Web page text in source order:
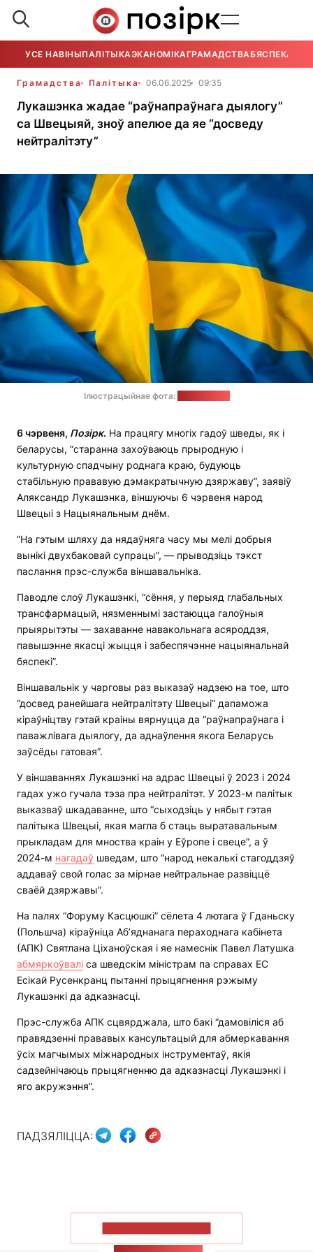
УСЕ НАВІНЫПАЛІТЫКАЭКАНОМІКАГРАМАДСТВАБЯСПЕКА
Грамадства Палітыка 06.06.2025 09:35
Лукашэнка жадае “раўнапраўнага дыялогу”
са Швецыяй, зноў апелюе да яе “досведу
нейтралітэту”
Ілюстрацыйнае фота:
6 чэрвеня, Позірк. На працягу многіх гадоў шведы, як і
беларусы, “старанна захоўваюць прыродную і
культурную спадчыну роднага краю, будуюць
стабільную прававую дэмакратычную дзяржаву”, заявіў
Аляксандр Лукашэнка, віншуючы 6 чэрвеня народ
Швецыі з Нацыянальным днём.
“На гэтым шляху да нядаўняга часу мы мелі добрыя
вынікі двухбаковай супрацы”, — прыводзіць тэкст
паслання прэс-служба віншавальніка.
Паводле слоў Лукашэнкі, “сёння, у перыяд глабальных
трансфармацый, нязменнымі застаюцца галоўныя
прыярытэты — захаванне навакольнага асяроддзя,
павышэнне якасці жыцця і забеспячэнне нацыянальнай
бяспекі”.
Віншавальнік у чарговы раз выказаў надзею на тое, што
“досвед ранейшага нейтралітэту Швецыі” дапаможа
кіраўніцтву гэтай краіны вярнуцца да “раўнапраўнага і
паважлівага дыялогу, да аднаўлення якога Беларусь
заўсёды гатовая”.
У віншаваннях Лукашэнкі на адрас Швецыі ў 2023 і 2024
гадах ужо гучала тэза пра нейтралітэт. У 2023-м палітык
выказваў шкадаванне, што “сыходзіць у нябыт гэтая
палітыка Швецыі, якая магла б стаць выратавальным
прыкладам для мноства краін у Еўропе і свеце”, а ў
2024-м нагадаў шведам, што “народ некалькі стагоддзяў
аддаваў свой голас за мірнае нейтральнае развіццё
сваёй дзяржавы”.
На палях “Форуму Касцюшкі” сёлета 4 лютага ў Гданьску
(Польшча) кіраўніца Аб’яднанага пераходнага кабінета
(АПК) Святлана Ціханоўская і яе намеснік Павел Латушка
абмяркоўвалі са шведскім міністрам па справах ЕС
Есікай Русенкранц пытанні прыцягнення рэжыму
Лукашэнкі да адказнасці.
Прэс-служба АПК сцвярджала, што бакі “дамовіліся аб
правядзенні прававых кансультацый для абмеркавання
ўсіх магчымых міжнародных інструментаў, якія
садзейнічаюць прыцягненню да адказнасці Лукашэнкі і
яго акружэння”.
ПАДЗЯЛІЦЦА: